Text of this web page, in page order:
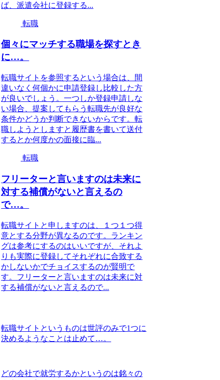
ば、派遣会社に登録する...
転職
個々にマッチする職場を探すとき
に…。
転職サイトを参照するという場合は、間
違いなく何個かに申請登録し比較した方
が良いでしょう。一つしか登録申請しな
い場合、提案してもらう転職先が良好な
条件かどうか判断できないからです。転
職しようとしますと履歴書を書いて送付
するとか何度かの面接に臨...
転職
フリーターと言いますのは未来に
対する補償がないと言えるの
で…。
転職サイトと申しますのは、１つ１つ得
意とする分野が異なるのです。ランキン
グは参考にするのはいいですが、それよ
りも実際に登録してそれぞれに合致する
かしないかでチョイスするのが賢明で
す。フリーターと言いますのは未来に対
する補償がないと言えるので...
転職サイトというものは世評のみで1つに
決めるようなことは止めて…。
どの会社で就労するかというのは銘々の